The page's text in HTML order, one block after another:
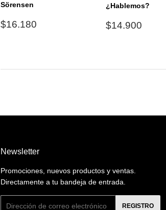
Sörensen
Precio
$16.180
¿Hablemos?
Precio
$14.900
Newsletter
Promociones, nuevos productos y ventas.
Directamente a tu bandeja de entrada.
REGISTRO